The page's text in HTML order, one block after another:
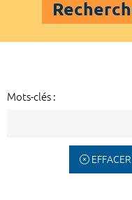
Mots-clés :
EFFACER